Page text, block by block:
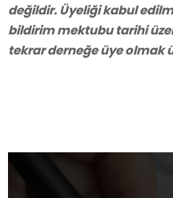
değildir. Üyeliği kabul
bildirim mektubu tarihi
tekrar derneğe üye olmak